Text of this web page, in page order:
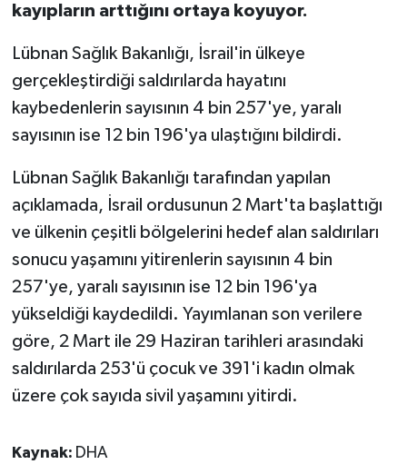
kayıpların arttığını ortaya koyuyor.
Lübnan Sağlık Bakanlığı, İsrail'in ülkeye
gerçekleştirdiği saldırılarda hayatını
kaybedenlerin sayısının 4 bin 257'ye, yaralı
sayısının ise 12 bin 196'ya ulaştığını bildirdi.
Lübnan Sağlık Bakanlığı tarafından yapılan
açıklamada, İsrail ordusunun 2 Mart'ta başlattığı
ve ülkenin çeşitli bölgelerini hedef alan saldırıları
sonucu yaşamını yitirenlerin sayısının 4 bin
257'ye, yaralı sayısının ise 12 bin 196'ya
yükseldiği kaydedildi. Yayımlanan son verilere
göre, 2 Mart ile 29 Haziran tarihleri arasındaki
saldırılarda 253'ü çocuk ve 391'i kadın olmak
üzere çok sayıda sivil yaşamını yitirdi.
Kaynak: DHA